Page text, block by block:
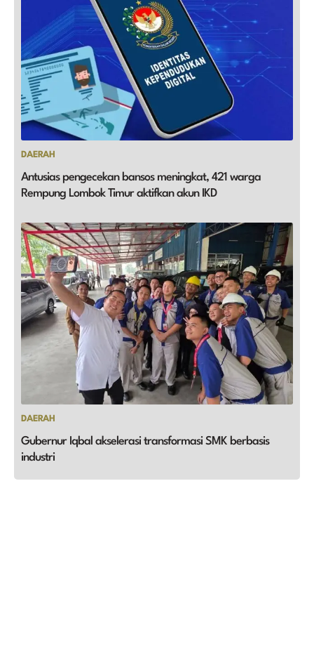
DAERAH
Antusias pengecekan bansos meningkat, 421 warga
Rempung Lombok Timur aktifkan akun IKD
DAERAH
Gubernur Iqbal akselerasi transformasi SMK berbasis
industri